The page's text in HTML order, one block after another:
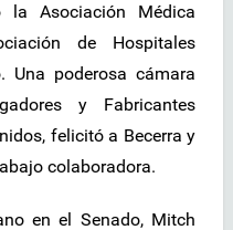
Asociación Médica
de Hospitales
Una poderosa cámara
y Fabricantes
felicitó a Becerra y
colaboradora.
en el Senado, Mitch